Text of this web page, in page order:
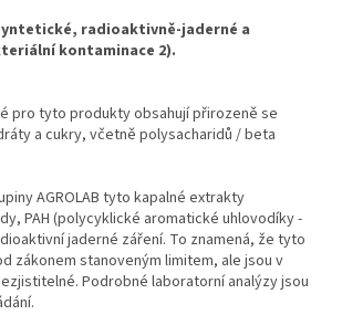
radioaktivně-jaderné a
kontaminace 2).
pro tyto produkty obsahují přirozeně se
a cukry, včetně polysacharidů / beta
AGROLAB tyto kapalné extrakty
PAH (polycyklické aromatické uhlovodíky -
jaderné záření. To znamená, že tyto
zákonem stanoveným limitem, ale jsou v
Podrobné laboratorní analýzy jsou